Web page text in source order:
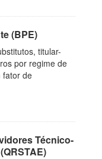
(BPE)
titular-
por regime de
fator de
Técnico-